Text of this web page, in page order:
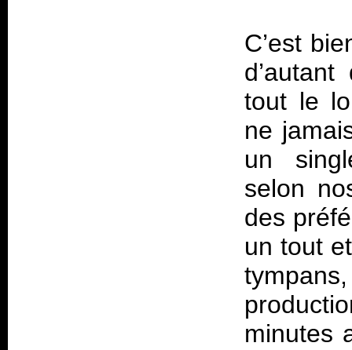
C’est
tout le
ne
un
selon
des
un tout
minutes